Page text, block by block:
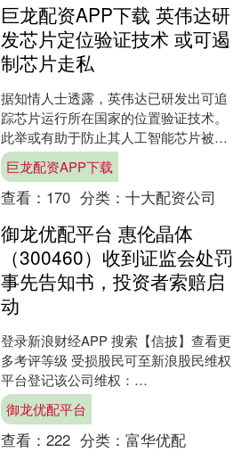
巨龙配资APP下载 英伟达研
发芯片定位验证技术 或可遏
制芯片走私
据知情人士透露，英伟达已研发出可追
踪芯片运行所在国家的位置验证技术。
此举或有助于防止其人工智能芯片被走
私至受出口禁令限制的国家。 知情人士
表示，这项功能将以可选....
巨龙配资APP下载
查看： 170 分类： 十大配资公司
御龙优配平台 惠伦晶体
（300460）收到证监会处罚
事先告知书，投资者索赔启
动
登录新浪财经APP 搜索【信披】查看更
多考评等级 受损股民可至新浪股民维权
平台登记该公司维权：
http://wq.finance.sina.com.cn/ 关注....
御龙优配平台
查看： 222 分类： 富华优配